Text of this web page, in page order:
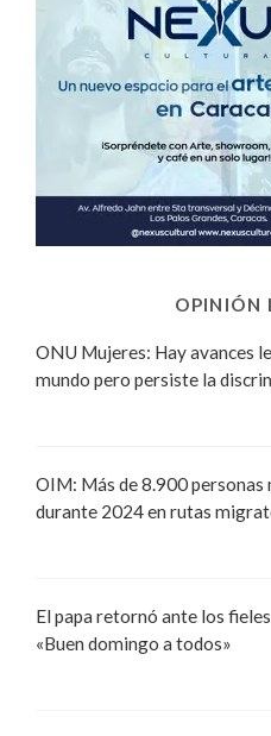
OPINIÓN
ONU Mujeres: Hay avances
mundo pero persiste la
OIM: Más de 8.900 personas
durante 2024 en rutas
El papa retornó ante los
«Buen domingo a todos»